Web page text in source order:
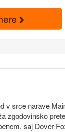
srce narave
zgodovinsko
saj Dover-